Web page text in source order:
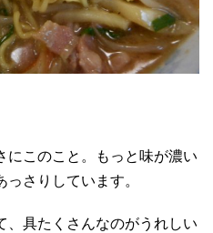
にこのこと。もっと味が濃い
さりしています。
、具たくさんなのがうれしい